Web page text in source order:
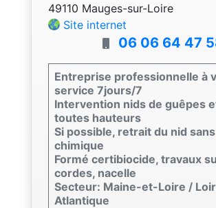
49110 Mauges-sur-Loire
Site internet
06 06 64 47
Entreprise professionnelle à
service 7jours/7
Intervention nids de guêpes
toutes hauteurs
Si possible, retrait du nid
chimique
Formé certibiocide, travaux
cordes, nacelle
Secteur: Maine-et-Loire /
Atlantique